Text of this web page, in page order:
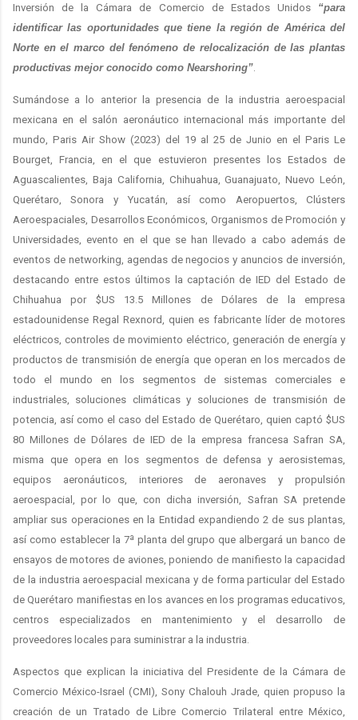
Inversión de la Cámara de Comercio de Estados Unidos “para
identificar las oportunidades que tiene la región de América del
Norte en el marco del fenómeno de relocalización de las plantas
productivas mejor conocido como Nearshoring”
Sumándose a lo anterior la presencia de la industria aeroespacial
mexicana en el salón aeronáutico internacional más importante del
mundo, Paris Air Show (2023) del 19 al 25 de Junio en el Paris Le
Bourget, Francia, en el que estuvieron presentes los Estados de
Aguascalientes, Baja California, Chihuahua, Guanajuato, Nuevo León,
Querétaro, Sonora y Yucatán, así como Aeropuertos, Clústers
Aeroespaciales, Desarrollos Económicos, Organismos de Promoción y
Universidades, evento en el que se han llevado a cabo además de
eventos de networking, agendas de negocios y anuncios de inversión,
destacando entre estos últimos la captación de IED del Estado de
Chihuahua por $US 13.5 Millones de Dólares de la empresa
estadounidense Regal Rexnord, quien es fabricante líder de motores
eléctricos, controles de movimiento eléctrico, generación de energía y
productos de transmisión de energía que operan en los mercados de
todo el mundo en los segmentos de sistemas comerciales e
industriales, soluciones climáticas y soluciones de transmisión de
potencia, así como el caso del Estado de Querétaro, quien captó $US
80 Millones de Dólares de IED de la empresa francesa Safran SA,
misma que opera en los segmentos de defensa y aerosistemas,
equipos aeronáuticos, interiores de aeronaves y propulsión
aeroespacial, por lo que, con dicha inversión, Safran SA pretende
ampliar sus operaciones en la Entidad expandiendo 2 de sus plantas,
así como establecer la 7ª planta del grupo que albergará un banco de
ensayos de motores de aviones, poniendo de manifiesto la capacidad
de la industria aeroespacial mexicana y de forma particular del Estado
de Querétaro manifiestas en los avances en los programas educativos,
centros especializados en mantenimiento y el desarrollo de
proveedores locales para suministrar a la industria.
Aspectos que explican la iniciativa del Presidente de la Cámara de
Comercio México-Israel (CMI), Sony Chalouh Jrade, quien propuso la
creación de un Tratado de Libre Comercio Trilateral entre México,